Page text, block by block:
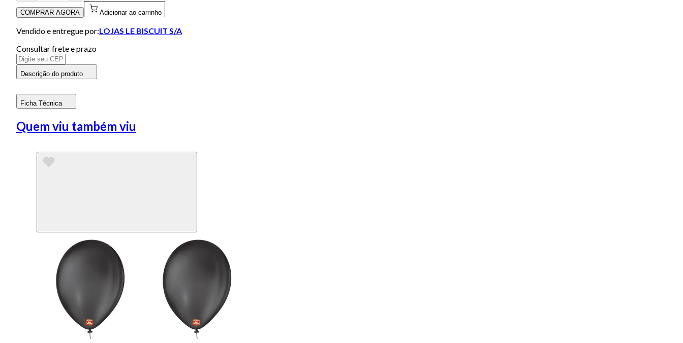
COMPRAR AGORA Adicionar ao carrinho
Vendido e entregue por:LOJAS LE BISCUIT S/A
Consultar frete e prazo
Descrição do produto
Ficha Técnica
Quem viu também viu